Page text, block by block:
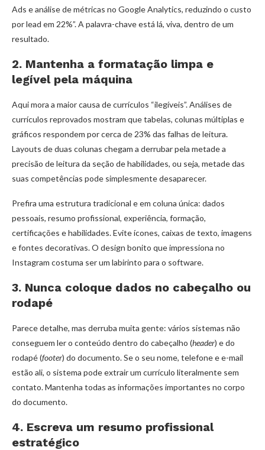
Ads e análise de métricas no Google Analytics, reduzindo o custo
por lead em 22%”. A palavra-chave está lá, viva, dentro de um
resultado.
2. Mantenha a formatação limpa e
legível pela máquina
Aqui mora a maior causa de currículos “ilegíveis”. Análises de
currículos reprovados mostram que tabelas, colunas múltiplas e
gráficos respondem por cerca de 23% das falhas de leitura.
Layouts de duas colunas chegam a derrubar pela metade a
precisão de leitura da seção de habilidades, ou seja, metade das
suas competências pode simplesmente desaparecer.
Prefira uma estrutura tradicional e em coluna única: dados
pessoais, resumo profissional, experiência, formação,
certificações e habilidades. Evite ícones, caixas de texto, imagens
e fontes decorativas. O design bonito que impressiona no
Instagram costuma ser um labirinto para o software.
3. Nunca coloque dados no cabeçalho ou
rodapé
Parece detalhe, mas derruba muita gente: vários sistemas não
conseguem ler o conteúdo dentro do cabeçalho (header) e do
rodapé (footer) do documento. Se o seu nome, telefone e e-mail
estão ali, o sistema pode extrair um currículo literalmente sem
contato. Mantenha todas as informações importantes no corpo
do documento.
4. Escreva um resumo profissional
estratégico